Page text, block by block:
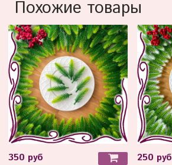
Похожие товары
350 руб 250 руб